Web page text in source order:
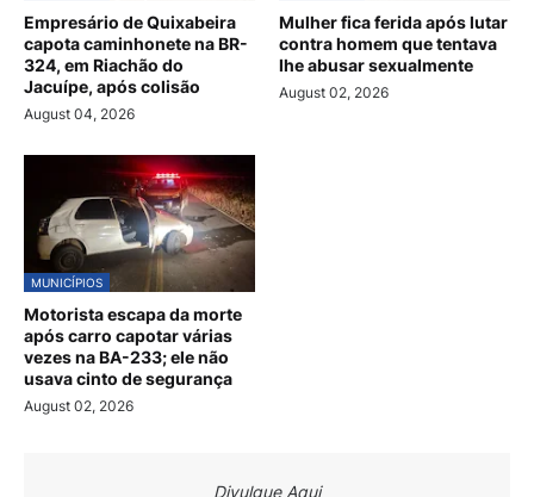
Empresário de Quixabeira
capota caminhonete na BR-
324, em Riachão do
Jacuípe, após colisão
August 04, 2026
Mulher fica ferida após lutar
contra homem que tentava
lhe abusar sexualmente
August 02, 2026
MUNICÍPIOS
Motorista escapa da morte
após carro capotar várias
vezes na BA-233; ele não
usava cinto de segurança
August 02, 2026
Divulgue Aqui